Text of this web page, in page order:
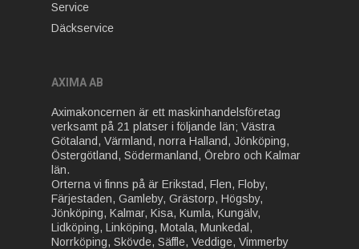
Service
Däckservice
AXIMA AB
Aximakoncernen är ett maskinhandelsföretag
verksamt på 21 platser i följande län; Västra
Götaland, Värmland, norra Halland, Jönköping,
Östergötland, Södermanland, Örebro och Kalmar
län.
Orterna vi finns på är Erikstad, Flen, Floby,
Färjestaden, Gamleby, Grästorp, Högsby,
Jönköping, Kalmar, Kisa, Kumla, Kungälv,
Lidköping, Linköping, Motala, Munkedal,
Norrköping, Skövde, Säffle, Veddige, Vimmerby